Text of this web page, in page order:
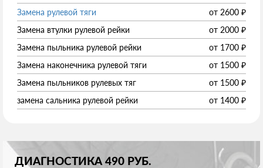
Замена рулевой тяги
от 2600 ₽
Замена втулки рулевой рейки
от 2000 ₽
Замена пыльника рулевой рейки
от 1700 ₽
Замена наконечника рулевой тяги
от 1500 ₽
Замена пыльников рулевых тяг
от 1500 ₽
замена сальника рулевой рейки
от 1400 ₽
ДИАГНОСТИКА 490 РУБ.